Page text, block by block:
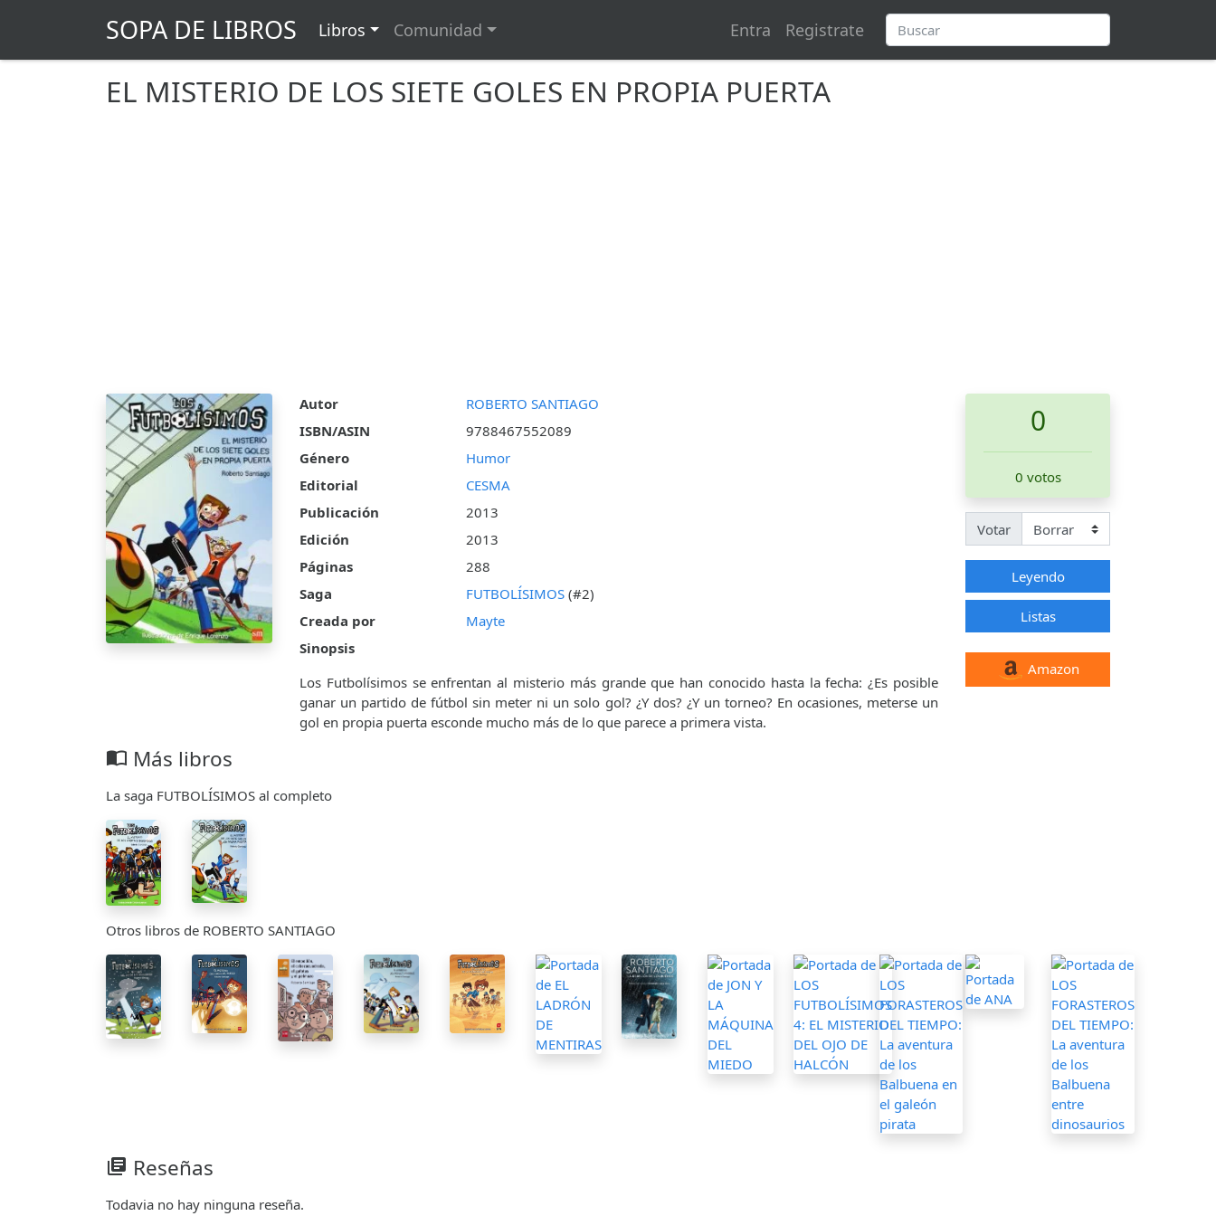
SOPA DE LIBROS Libros Comunidad Entra Registrate
EL MISTERIO DE LOS SIETE GOLES EN PROPIA PUERTA
Autor
ROBERTO SANTIAGO
ISBN/ASIN
9788467552089
Género
Humor
Editorial
CESMA
Publicación
2013
Edición
2013
Páginas
288
Saga
FUTBOLÍSIMOS (#2)
Creada por
Mayte
Sinopsis
Los Futbolísimos se enfrentan al misterio más grande que han conocido hasta la fecha: ¿Es posible
ganar un partido de fútbol sin meter ni un solo gol? ¿Y dos? ¿Y un torneo? En ocasiones, meterse un
gol en propia puerta esconde mucho más de lo que parece a primera vista.
0
0 votos
Votar
Leyendo
Listas
Amazon
import_contacts Más libros
La saga FUTBOLÍSIMOS al completo
Otros libros de ROBERTO SANTIAGO
library_books Reseñas
Todavia no hay ninguna reseña.